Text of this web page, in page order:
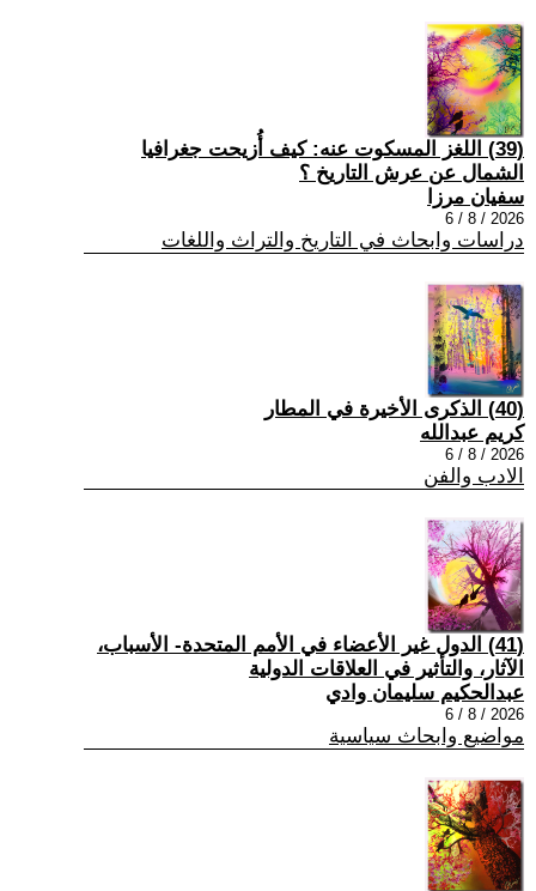
(39) اللغز المسكوت عنه: كيف أُزيحت جغرافيا
الشمال عن عرش التاريخ ؟
سفيان مرزا
2026 / 8 / 6
دراسات وابحاث في التاريخ والتراث واللغات
(40) الذكرى الأخيرة في المطار
كريم عبدالله
2026 / 8 / 6
الادب والفن
(41) الدول غير الأعضاء في الأمم المتحدة- الأسباب،
الآثار، والتأثير في العلاقات الدولية
عبدالحكيم سليمان وادي
2026 / 8 / 6
مواضيع وابحاث سياسية